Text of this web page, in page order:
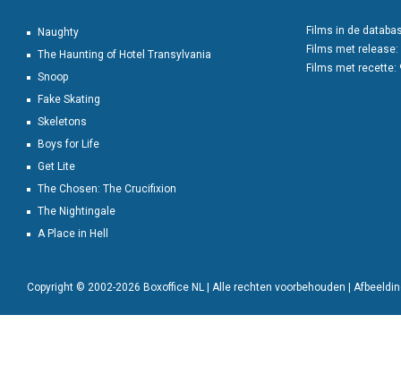
Naughty
The Haunting of Hotel Transylvania
Snoop
Fake Skating
Skeletons
Boys for Life
Get Lite
The Chosen: The Crucifixion
The Nightingale
A Place in Hell
Films in de
Films met release:
Films met recette:
Copyright © 2002-2026 Boxoffice NL | Alle rechten voorbehouden |